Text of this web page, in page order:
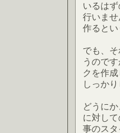
いるは
行いま
作ると
でも、
うので
クを作
しっか
どうに
に対し
事のス